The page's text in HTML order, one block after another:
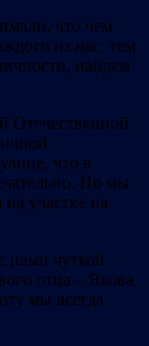
что чем
из нас, тем
найдем
Отечественной
что в
Но мы
участке на
нами чуткой
отца – Якова
мы всегда